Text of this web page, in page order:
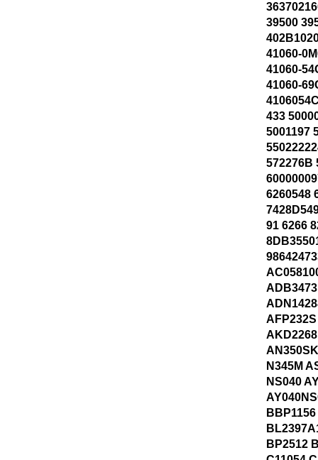
39500
41060-
41060-
41060-
433
5001197
572276B
6260548
91 6266
N345M
NS040
BP2512